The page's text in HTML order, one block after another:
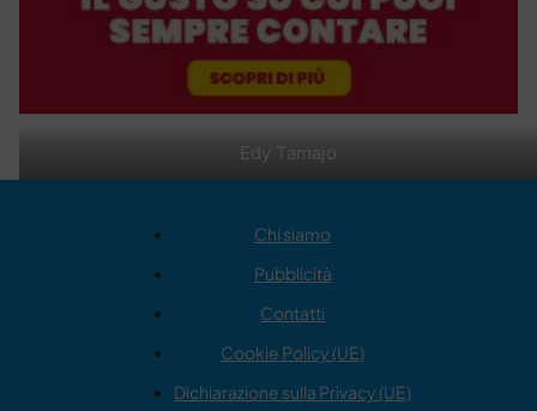
Edy Tamajo
Chi siamo
Pubblicità
Contatti
Cookie Policy (UE)
Dichiarazione sulla Privacy (UE)